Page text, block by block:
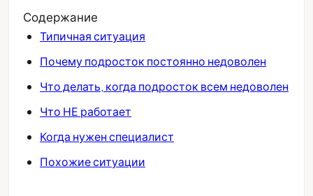
Содержание
Типичная ситуация
Почему подросток постоянно недоволен
Что делать, когда подросток всем недоволен
Что НЕ работает
Когда нужен специалист
Похожие ситуации